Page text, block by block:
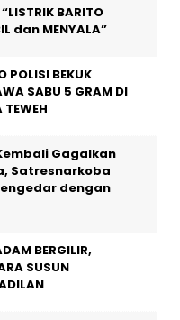
BARITO
dan MENYALA”
POLISI BEKUK
SABU 5 GRAM DI
Gagalkan
Satresnarkoba
dengan
BERGILIR,
SUSUN